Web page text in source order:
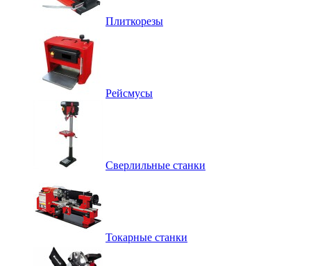
Плиткорезы
Рейсмусы
Сверлильные станки
Токарные станки